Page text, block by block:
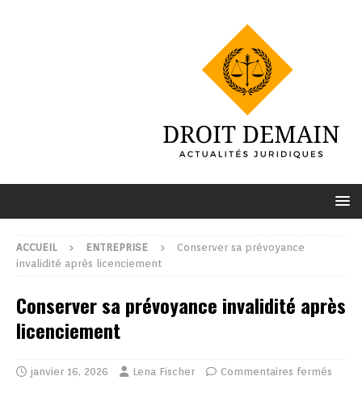
ACCUEIL ENTREPRISE
Conserver sa prévoyance
invalidité après licenciement
Conserver sa prévoyance invalidité après
licenciement
janvier 16, 2026 Lena Fischer Commentaires fermés